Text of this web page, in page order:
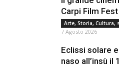
Carpi Film
Arte, Storia, Cultura,
7 Agosto 2026
Eclissi solare
naso all’insù il